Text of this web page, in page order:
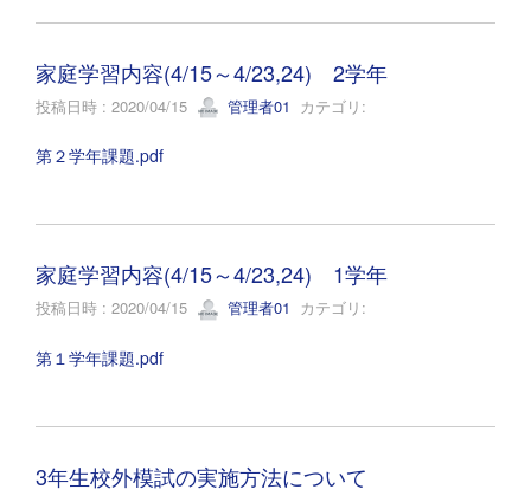
家庭学習内容(4/15～4/23,24) 2学年
投稿日時 : 2020/04/15 管理者01 カテゴリ:
第２学年課題.pdf
家庭学習内容(4/15～4/23,24) 1学年
投稿日時 : 2020/04/15 管理者01 カテゴリ:
第１学年課題.pdf
3年生校外模試の実施方法について